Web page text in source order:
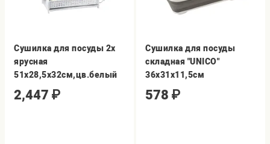
Сушилка для посуды 2х
ярусная
51х28,5х32см,цв.белый
2,447 ₽
Сушилка для посуды
складная "UNICO"
36х31х11,5см
578 ₽